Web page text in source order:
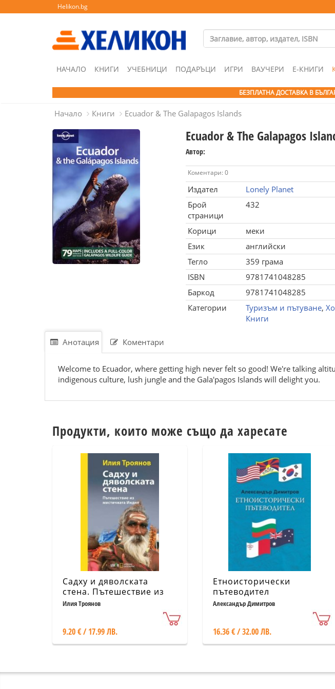
Helikon.bg
НАЧАЛО КНИГИ УЧЕБНИЦИ ПОДАРЪЦИ ИГРИ ВАУЧЕРИ Е-КНИГИ
БЕЗПЛАТНА ДОСТАВКА В
Начало Книги Ecuador & The Galapagos Islands
Ecuador & The Galapagos
Автор:
Коментари: 0
Издател
Lonely Planet
Брой
страници
432
Корици
меки
Език
английски
Тегло
359 грама
ISBN
9781741048285
Баркод
9781741048285
Категории
Туризъм и пътуване,
Книги
Анотация Коментари
Welcome to Ecuador, where getting high never felt so good! We're talking
indigenous culture, lush jungle and the Gala'pagos Islands will delight you.
Продукти, които може също да харесате
Садху и дяволската
стена. Пътешествие из
мистичната Индия
Илия Троянов
9.20 € / 17.99 ЛВ.
Етноисторически
пътеводител
Александър Димитров
16.36 € / 32.00 ЛВ.